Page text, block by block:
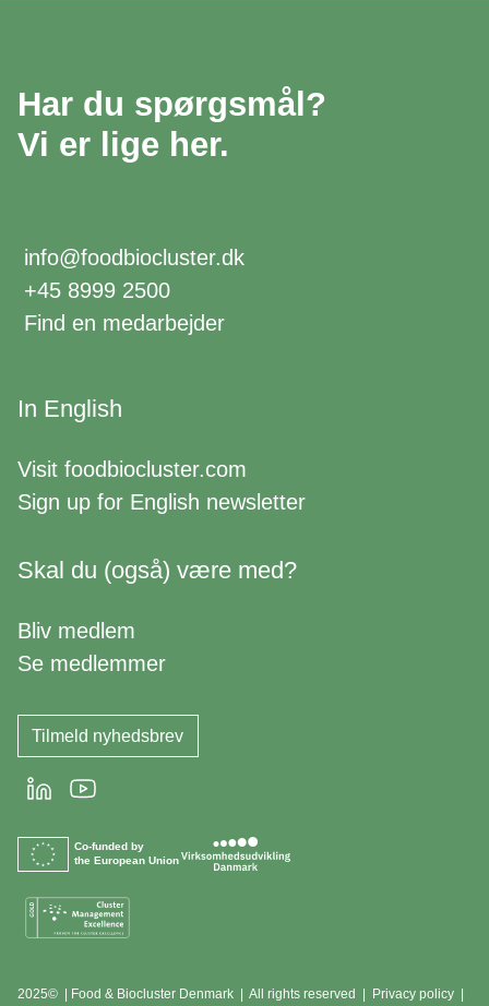
Har du spørgsmål?
Vi er lige her.
info@foodbiocluster.dk
+45 8999 2500
Find en medarbejder
In English
Visit foodbiocluster.com
Sign up for English newsletter
Skal du (også) være med?
Bliv medlem
Se medlemmer
Tilmeld nyhedsbrev
LinkedInYoutube
Co-funded by
the European Union
2025© | Food & Biocluster Denmark | All rights reserved | Privacy policy |